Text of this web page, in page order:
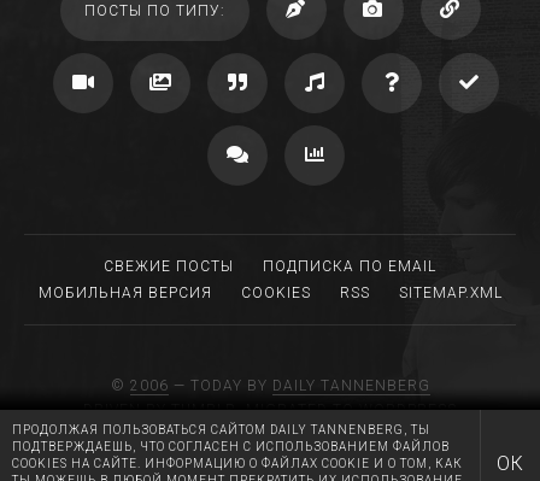
ПОСТЫ ПО ТИПУ:
СВЕЖИЕ ПОСТЫ
ПОДПИСКА ПО EMAIL
МОБИЛЬНАЯ ВЕРСИЯ
COOKIES RSS SITEMAP.XML
© 2006 — TODAY BY DAILY TANNENBERG
DRIVEN BY TUMBLR, MIGRATED TO WORDPRESS
MADE WITH LOVE AT RGB MEDIA
HUGS AND KISSES TO A.T.
ПРОДОЛЖАЯ ПОЛЬЗОВАТЬСЯ САЙТОМ DAILY TANNENBERG, ТЫ
ПОДТВЕРЖДАЕШЬ, ЧТО СОГЛАСЕН С ИСПОЛЬЗОВАНИЕМ ФАЙЛОВ
COOKIES НА САЙТЕ. ИНФОРМАЦИЮ О ФАЙЛАХ COOKIE И О ТОМ, КАК
ОК